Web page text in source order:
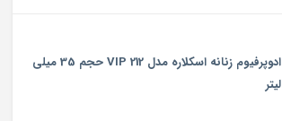
ادوپرفیوم زنانه اسکلاره مدل 212 VIP حجم 35 میلی
لیتر